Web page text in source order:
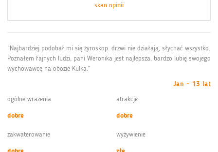
skan opinii
“Najbardziej podobał mi się żyroskop. drzwi nie działają, słychać wszystko.
Poznałem fajnych ludzi, pani Weronika jest najlepsza, bardzo lubię swojego
wychowawcę na obozie Kulka.”
Jan - 13 lat
ogólne wrażenia
dobre
atrakcje
dobre
zakwaterowanie
wyżywienie